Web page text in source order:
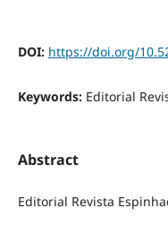
DOI: https://doi.org/
Keywords: Editorial
Abstract
Editorial Revista